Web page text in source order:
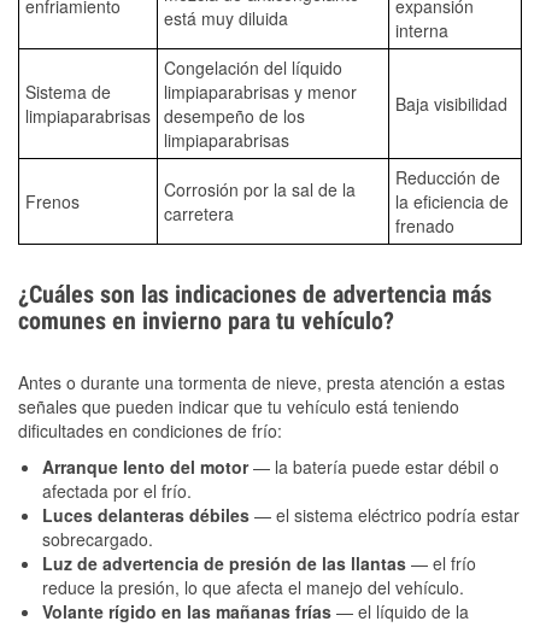
enfriamiento
está muy diluida
expansión
interna
Sistema de
limpiaparabrisas
Congelación del líquido
limpiaparabrisas y menor
desempeño de los
limpiaparabrisas
Baja visibilidad
Frenos
Corrosión por la sal de la
carretera
Reducción de
la eficiencia de
frenado
¿Cuáles son las indicaciones de advertencia más
comunes en invierno para tu vehículo?
Antes o durante una tormenta de nieve, presta atención a estas
señales que pueden indicar que tu vehículo está teniendo
dificultades en condiciones de frío:
Arranque lento del motor— la batería puede estar débil o
afectada por el frío.
Luces delanteras débiles — el sistema eléctrico podría estar
sobrecargado.
Luz de advertencia de presión de las llantas — el frío
reduce la presión, lo que afecta el manejo del vehículo.
Volante rígido en las mañanas frías — el líquido de la